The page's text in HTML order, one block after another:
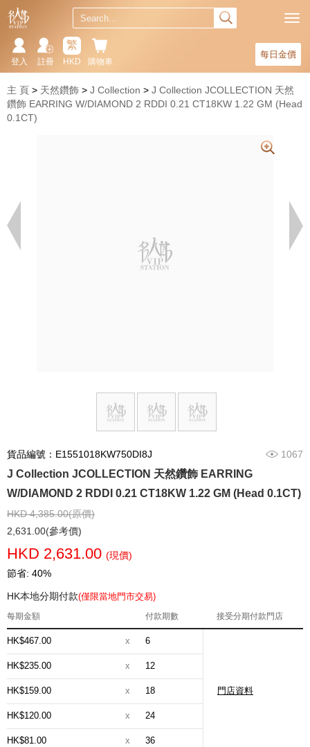
每日金價
購物車
繁
HKD
註冊
登入
主 頁 天然鑽飾 J Collection
J Collection JCOLLECTION 天然
鑽飾 EARRING W/DIAMOND 2 RDDI 0.21 CT18KW 1.22 GM (Head
0.1CT)
貨品編號：E1551018KW750DI8J 1067
J Collection JCOLLECTION 天然鑽飾 EARRING
W/DIAMOND 2 RDDI 0.21 CT18KW 1.22 GM (Head 0.1CT)
HKD 4,385.00(原價)
2,631.00(參考價)
HKD 2,631.00 (現價)
節省: 40%
HK本地分期付款(僅限當地門市交易)
每期金額 付款期數 接受分期付款門店
HK$467.00 x 6
門店資料
HK$235.00 x 12
HK$159.00 x 18
HK$120.00 x 24
HK$81.00 x 36